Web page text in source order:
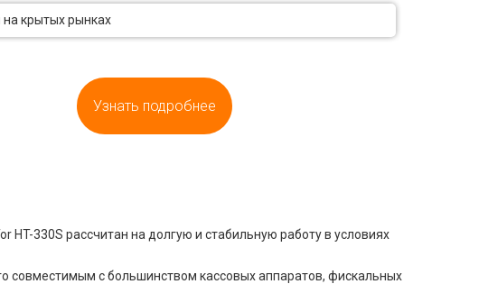
крытых рынках
Узнать подробнее
330S рассчитан на долгую и стабильную работу в условиях
совместимым с большинством кассовых аппаратов, фискальных